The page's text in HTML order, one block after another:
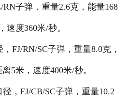
RN子弹，重量2.6克，能量168
速度360米/秒。
FJ/RN/SC子弹，重量8.0克，
5米，速度400米/秒。
径，FJ/CB/SC子弹，重量10.2